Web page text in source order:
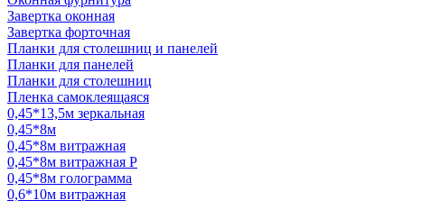
Завертка оконная
Завертка форточная
Планки для столешниц и панелей
Планки для панелей
Планки для столешниц
Пленка самоклеящаяся
0,45*13,5м зеркальная
0,45*8м
0,45*8м витражная
0,45*8м витражная Р
0,45*8м голограмма
0,6*10м витражная